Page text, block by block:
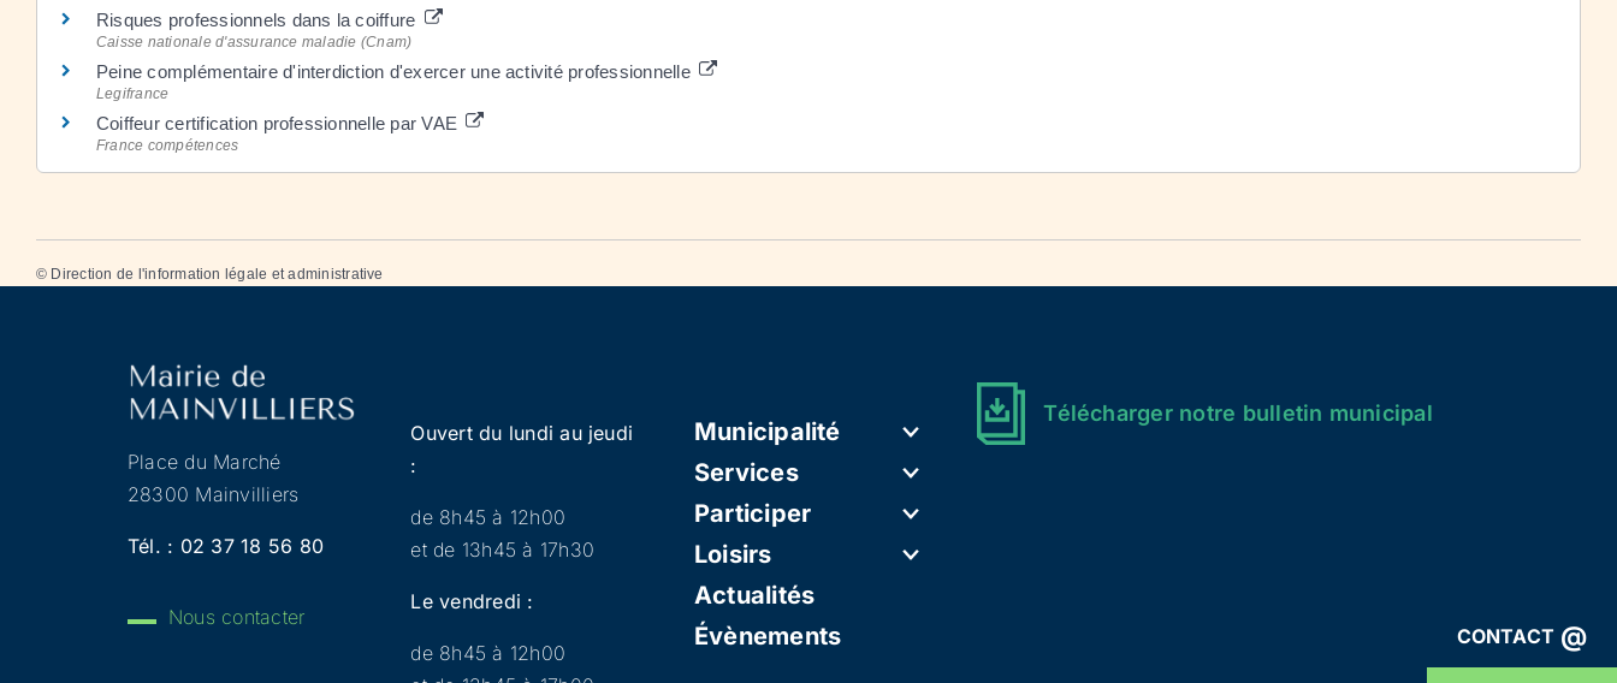
CONTACT @
Risques professionnels dans la coiffure
Caisse nationale d'assurance maladie (Cnam)
Peine complémentaire d'interdiction d'exercer une activité professionnelle
Legifrance
Coiffeur certification professionnelle par VAE
France compétences
© Direction de l'information légale et administrative
Place du Marché
28300 Mainvilliers
Tél. : 02 37 18 56 80
Nous contacter
Ouvert du lundi au jeudi
:
de 8h45 à 12h00
et de 13h45 à 17h30
Le vendredi :
de 8h45 à 12h00
Municipalité
Services
Participer
Loisirs
Actualités
Évènements
Télécharger notre bulletin municipal